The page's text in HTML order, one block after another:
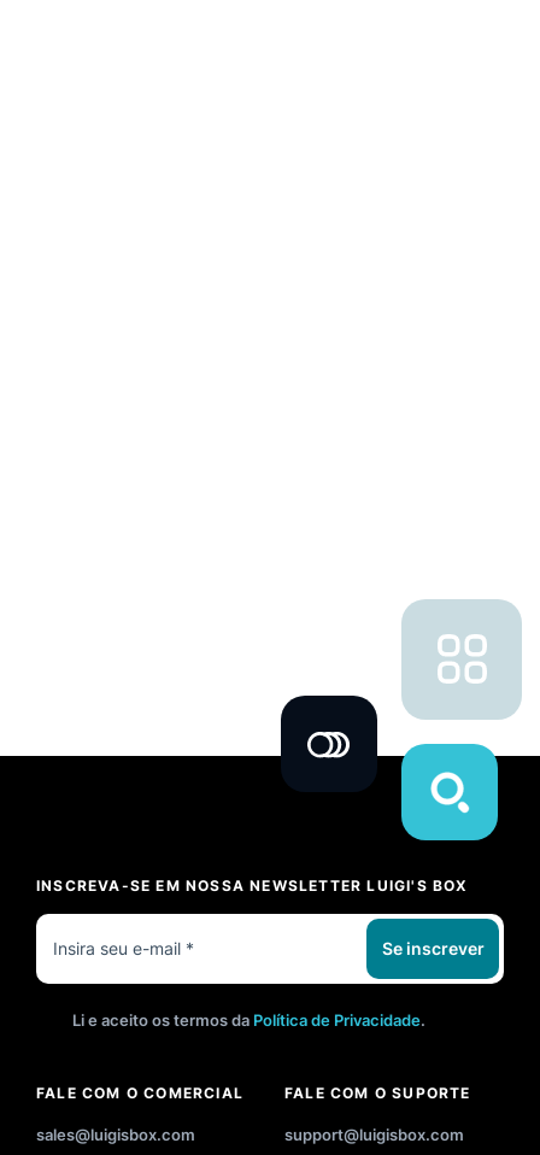
INSCREVA-SE EM NOSSA NEWSLETTER LUIGI'S BOX
Se inscrever
Li e aceito os termos da Política de Privacidade.
FALE COM O COMERCIAL
sales@luigisbox.com
FALE COM O SUPORTE
support@luigisbox.com